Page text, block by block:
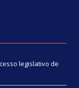
legislativo de